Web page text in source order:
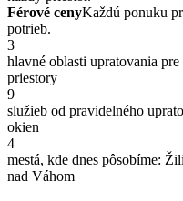
Férové cenyKaždú ponuku
potrieb.
3
hlavné oblasti upratovania
priestory
9
služieb od pravidelného
okien
4
mestá, kde dnes pôsobíme:
nad Váhom